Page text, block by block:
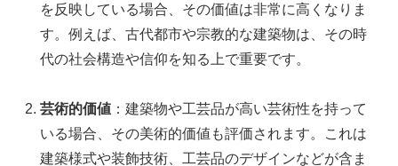
を反映している場合、その価値は非常に高くなりま
す。例えば、古代都市や宗教的な建築物は、その時
代の社会構造や信仰を知る上で重要です。
芸術的価値 ：建築物や工芸品が高い芸術性を持って
いる場合、その美術的価値も評価されます。これは
建築様式や装飾技術、工芸品のデザインなどが含ま